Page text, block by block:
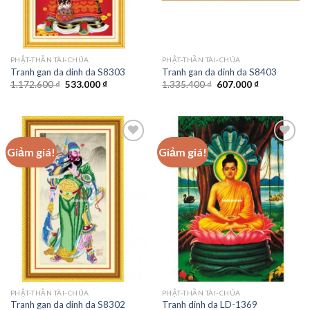
PHẬT-THẦN TÀI-CHÚA
Tranh gan da dinh da S8303
1.172.600₫ Giá
533.000₫Giá
533.000 ₫.
PHẬT-THẦN TÀI-CHÚA
Tranh gan da dinh da S8403
1.335.400₫ Giá
607.000₫Giá
607.000 ₫.
Giảm giá!
Add to
wishlist
PHẬT-THẦN TÀI-CHÚA
Tranh gan da dinh da S8302
Giảm giá!
Add to
wishlist
PHẬT-THẦN TÀI-CHÚA
Tranh dinh da LD-1369